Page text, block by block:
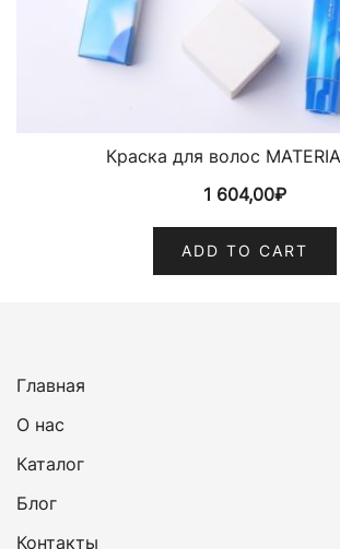
Краска для волос
1 604,00₽
ADD TO CART
Главная
О нас
Каталог
Блог
Контакты